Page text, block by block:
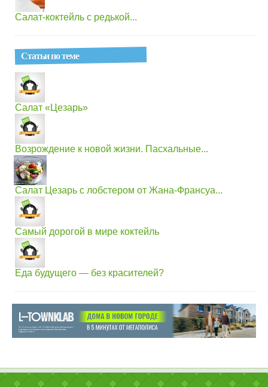
Салат-коктейль с редькой...
Статьи по теме
Салат «Цезарь»
Возрождение к новой жизни. Пасхальные...
Салат Цезарь с лобстером от Жана-Франсуа...
Самый дорогой в мире коктейль
Еда будущего — без красителей?